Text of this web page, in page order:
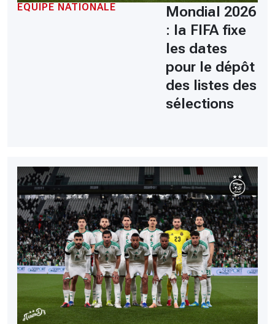
EQUIPE NATIONALE
Mondial 2026
: la FIFA fixe
les dates
pour le dépôt
des listes des
sélections